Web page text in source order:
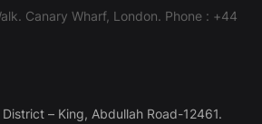
Canary Wharf, London. Phone : +44
– King, Abdullah Road-12461.